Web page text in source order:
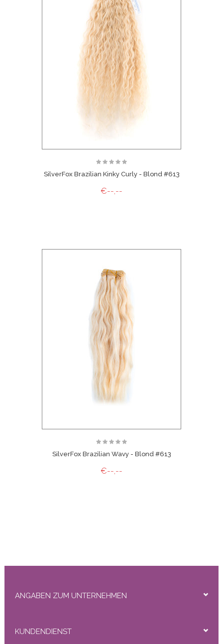
SilverFox Brazilian Kinky Curly - Blond #613
€--,--
SilverFox Brazilian Wavy - Blond #613
€--,--
ANGABEN ZUM UNTERNEHMEN
KUNDENDIENST